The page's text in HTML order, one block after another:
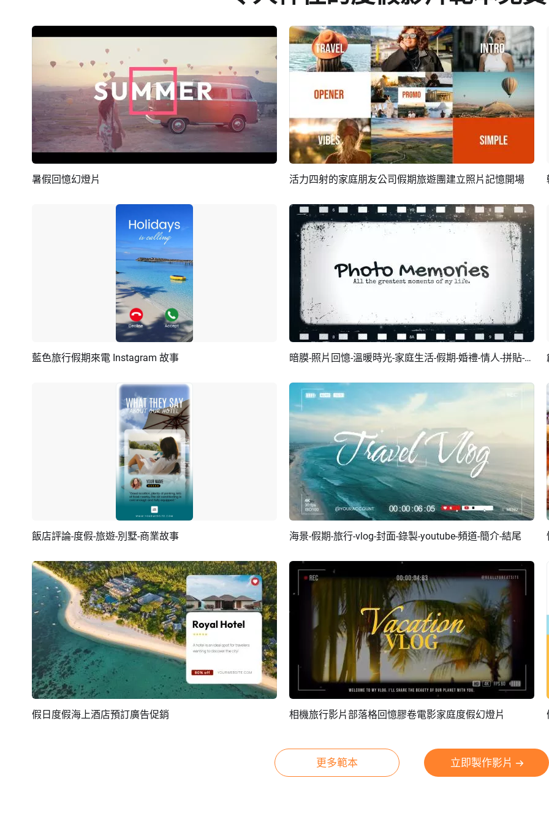
暑假回憶幻燈片 預覽 AI剪同款
活力四射的家庭朋友公司假期旅遊團建立照片記憶開場
預覽 AI剪同款
藍色旅行假期來電 Instagram 故事 預覽 AI剪同款 暗膜-照片回憶-溫暖時光-家庭生活-假期-婚禮-情人-拼貼-幻燈片
預覽 AI剪同款
飯店評論-度假-旅遊-別墅-商業故事 預覽 AI剪同款
海景-假期-旅行-vlog-封面-錄製-youtube-頻道-簡介-結尾
預覽 AI剪同款
假日度假海上酒店預訂廣告促銷 預覽 AI剪同款
相機旅行影片部落格回憶膠卷電影家庭度假幻燈片
更多範本 立即製作影片